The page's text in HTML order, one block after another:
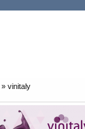
» vinitaly